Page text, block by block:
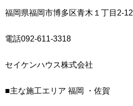
福岡県福岡市博多区青木１丁目2-12
電話092-611-3318
セイケンハウス株式会社
■主な施工エリア 福岡 ・佐賀